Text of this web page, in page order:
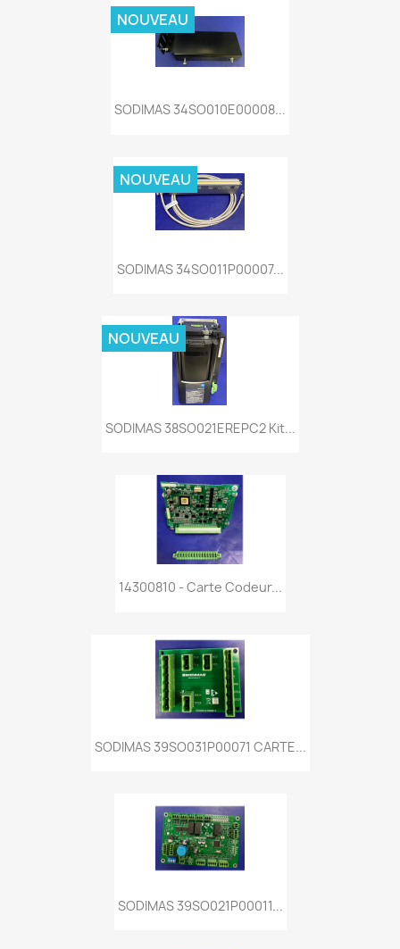
SODIMAS 34SO010E00008...
NOUVEAU
SODIMAS 34SO011P00007...
NOUVEAU
SODIMAS 38SO021EREPC2 Kit...
NOUVEAU
14300810 - Carte Codeur...
SODIMAS 39SO031P00071 CARTE...
SODIMAS 39SO021P00011...